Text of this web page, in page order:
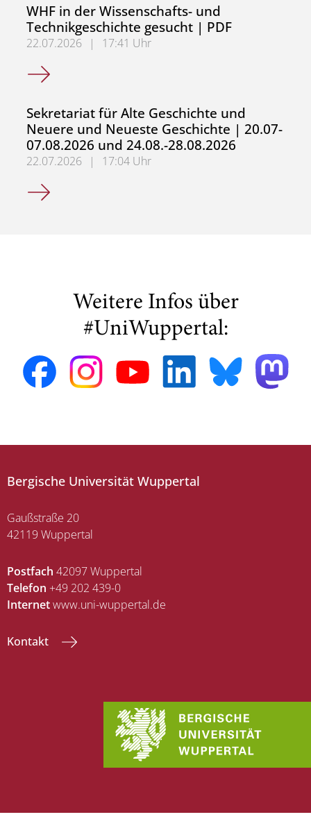
WHF in der Wissenschafts- und
Technikgeschichte gesucht | PDF
22.07.2026 |
17:41 Uhr
WHF in der Wissenschafts- und Technikgeschichte
Sekretariat für Alte Geschichte und
Neuere und Neueste Geschichte | 20.07-
07.08.2026 und 24.08.-28.08.2026
22.07.2026 |
17:04 Uhr
Sekretariat für Alte Geschichte und Neuere und
Weitere Infos über
#UniWuppertal:
Bergische Universität Wuppertal
Gaußstraße 20
42119 Wuppertal
Postfach 42097 Wuppertal
Telefon +49 202 439-0
Internetwww.uni-wuppertal.de
Kontakt